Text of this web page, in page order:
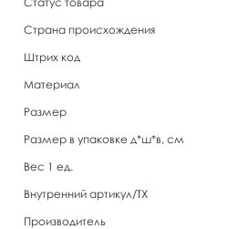
Страна происхождения
Штрих код
Материал
Размер
Размер в упаковке д*ш*в, см
Вес 1 ед.
Внутренний артикул/TX
Производитель